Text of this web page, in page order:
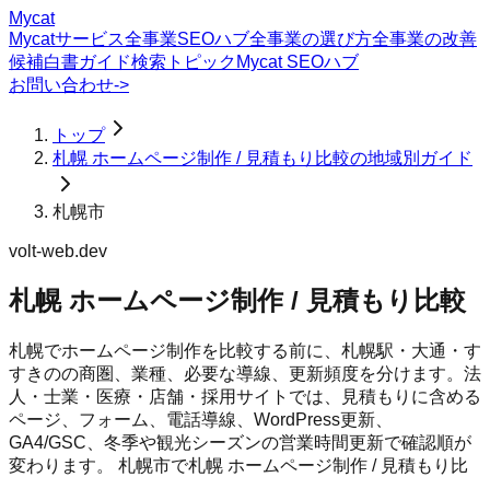
Mycat
Mycatサービス全事業SEOハブ全事業の選び方全事業の改善
候補白書ガイド検索トピック Mycat SEOハブ
お問い合わせ->
トップ
札幌 ホームページ制作 / 見積もり比較の地域別ガイド
札幌市
volt-web.dev
札幌 ホームページ制作 / 見積もり比較
札幌でホームページ制作を比較する前に、札幌駅・大通・す
すきのの商圏、業種、必要な導線、更新頻度を分けます。法
人・士業・医療・店舗・採用サイトでは、見積もりに含める
ページ、フォーム、電話導線、WordPress更新、
GA4/GSC、冬季や観光シーズンの営業時間更新で確認順が
変わります。 札幌市で札幌 ホームページ制作 / 見積もり比